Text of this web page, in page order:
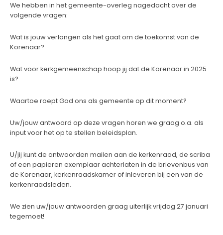
We hebben in het gemeente-overleg nagedacht over de
volgende vragen:
Wat is jouw verlangen als het gaat om de toekomst van de
Korenaar?
Wat voor kerkgemeenschap hoop jij dat de Korenaar in 2025
is?
Waartoe roept God ons als gemeente op dit moment?
Uw/jouw antwoord op deze vragen horen we graag o.a. als
input voor het op te stellen beleidsplan.
U/jij kunt de antwoorden mailen aan de kerkenraad, de scriba
of een papieren exemplaar achterlaten in de brievenbus van
de Korenaar, kerkenraadskamer of inleveren bij een van de
kerkenraadsleden.
We zien uw/jouw antwoorden graag uiterlijk vrijdag 27 januari
tegemoet!